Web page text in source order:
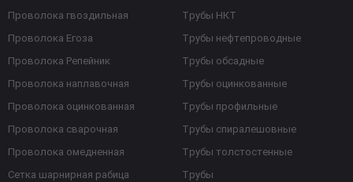
Проволока гвоздильная
Проволока Егоза
Проволока Репейник
Проволока наплавочная
Проволока оцинкованная
Проволока сварочная
Проволока омедненная
Сетка шарнирная рабица
Трубы НКТ
Трубы нефтепроводные
Трубы обсадные
Трубы оцинкованные
Трубы профильные
Трубы спиралешовные
Трубы толстостенные
Трубы